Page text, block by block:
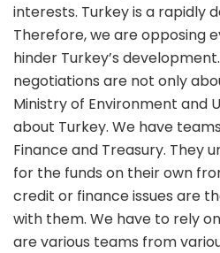
interests. Turkey is a rapidly
Therefore, we are opposing
hinder Turkey’s
negotiations are not only
Ministry of Environment and
about Turkey. We have
Finance and Treasury. They
for the funds on their own
credit or finance issues are
with them. We have to rely
are various teams from